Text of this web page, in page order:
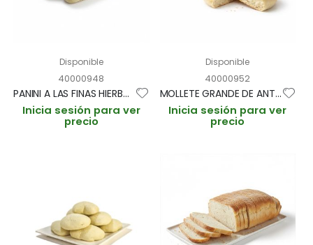
Disponible
40000948
PANINI A LAS FINAS HIERBAS 110gr (CAJA 55und GRANEL)
Inicia sesión para ver
precio
Disponible
40000952
MOLLETE GRANDE DE ANTEQUERA 110gr PAQUETE 2und (CAJA 35 PAQUETES)
Inicia sesión para ver
precio